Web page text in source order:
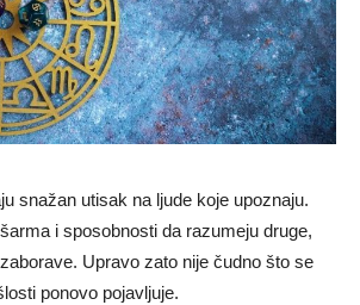
snažan utisak na ljude koje upoznaju.
i sposobnosti da razumeju druge,
Upravo zato nije čudno što se
ponovo pojavljuje.